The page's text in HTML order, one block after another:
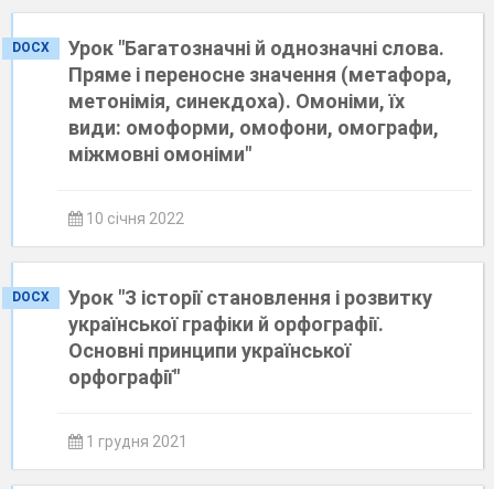
DOCX
Урок "Багатозначні й однозначні слова.
Пряме і переносне значення (метафора,
метонімія, синекдоха). Омоніми, їх
види: омоформи, омофони, омографи,
міжмовні омоніми"
10 січня 2022
DOCX
Урок "З історії становлення і розвитку
української графіки й орфографії.
Основні принципи української
орфографії"
1 грудня 2021